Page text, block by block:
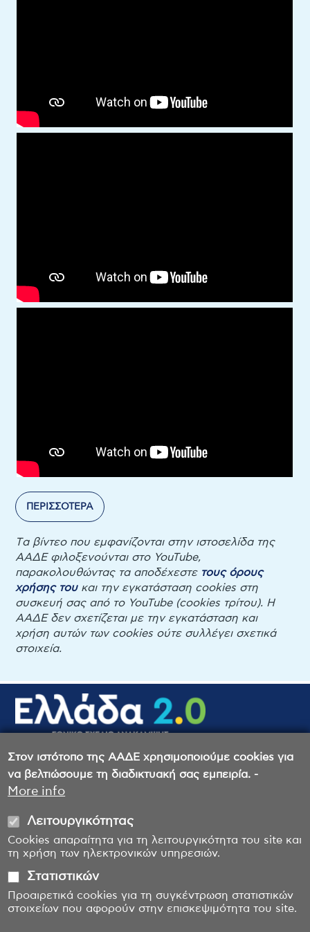
Στον ιστότοπο της ΑΑΔΕ χρησιμοποιούμε cookies για
να βελτιώσουμε τη διαδικτυακή σας εμπειρία. -
More info
Λειτουργικότητας
Cookies απαραίτητα για τη λειτουργικότητα του site και
τη χρήση των ηλεκτρονικών υπηρεσιών.
Στατιστικών
Προαιρετικά cookies για τη συγκέντρωση στατιστικών
στοιχείων που αφορούν στην επισκεψιμότητα του site.
ΠΕΡΙΣΣΟΤΕΡΑ
Tα βίντεο που εμφανίζονται στην ιστοσελίδα της
ΑΑΔΕ φιλοξενούνται στο YouTube,
παρακολουθώντας τα αποδέχεστε τους όρους
χρήσης τουκαι την εγκατάσταση cookies στη
συσκευή σας από το YouTube (cookies τρίτου). Η
ΑΑΔΕ δεν σχετίζεται με την εγκατάσταση και
χρήση αυτών των cookies ούτε συλλέγει σχετικά
στοιχεία.
Στρατηγική κατά της Απάτης στις Δράσεις
του ΤΑΑ